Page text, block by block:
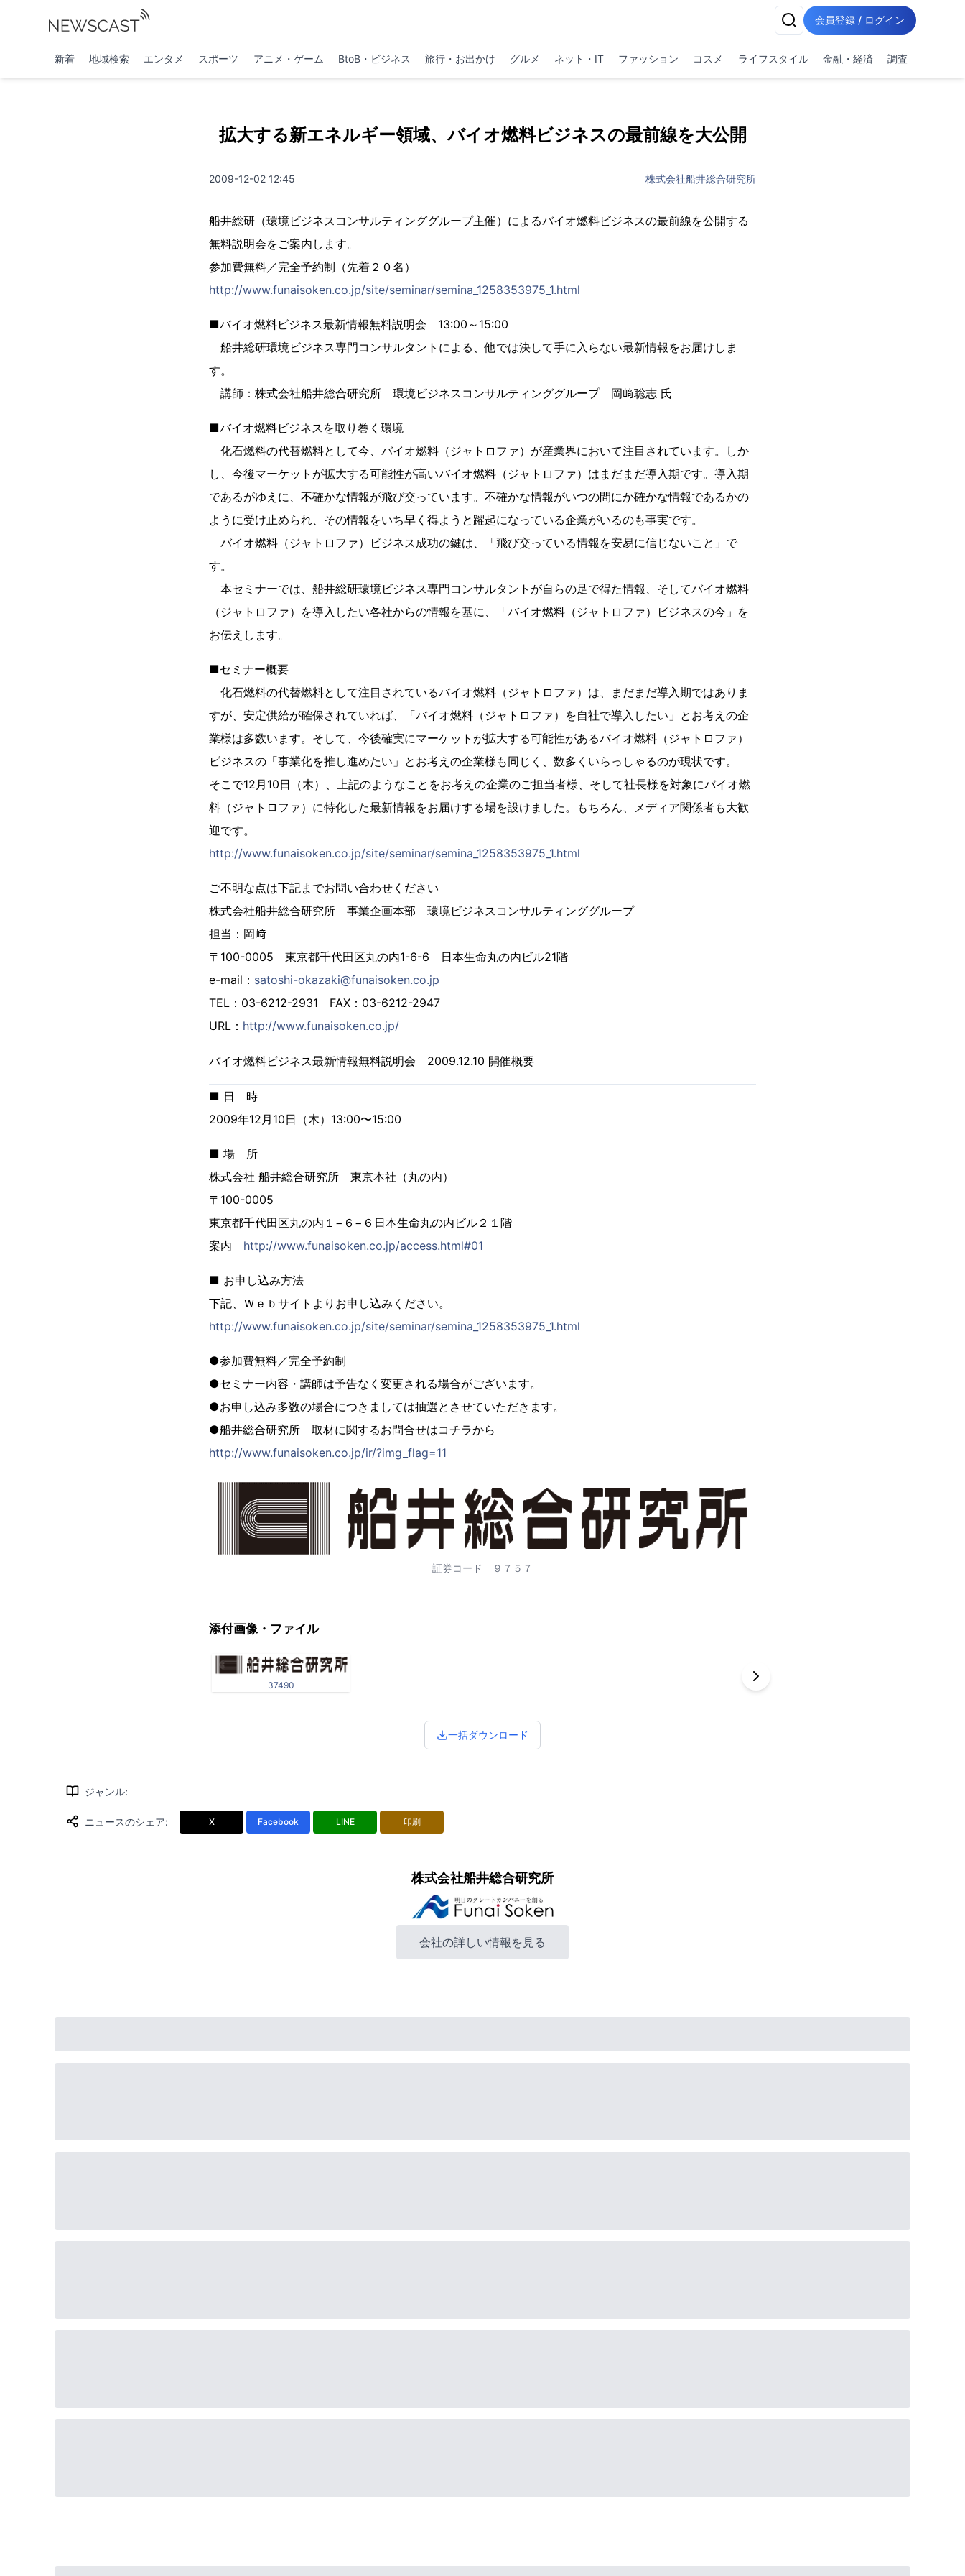
会員登録 / ログイン
新着 地域検索 エンタメ スポーツ アニメ・ゲーム BtoB・ビジネス 旅行・お出かけ グルメ ネット・IT ファッション コスメ ライフスタイル 金融・経済 調査
拡大する新エネルギー領域、バイオ燃料ビジネスの最前線を大公開
2009-12-02 12:45 株式会社船井総合研究所
船井総研（環境ビジネスコンサルティンググループ主催）によるバイオ燃料ビジネスの最前線を公開する
無料説明会をご案内します。
参加費無料／完全予約制（先着２０名）
http://www.funaisoken.co.jp/site/seminar/semina_1258353975_1.html
■バイオ燃料ビジネス最新情報無料説明会 13:00～15:00
船井総研環境ビジネス専門コンサルタントによる、他では決して手に入らない最新情報をお届けしま
す。
講師：株式会社船井総合研究所 環境ビジネスコンサルティンググループ 岡﨑聡志 氏
■バイオ燃料ビジネスを取り巻く環境
化石燃料の代替燃料として今、バイオ燃料（ジャトロファ）が産業界において注目されています。しか
し、今後マーケットが拡大する可能性が高いバイオ燃料（ジャトロファ）はまだまだ導入期です。導入期
であるがゆえに、不確かな情報が飛び交っています。不確かな情報がいつの間にか確かな情報であるかの
ように受け止められ、その情報をいち早く得ようと躍起になっている企業がいるのも事実です。
バイオ燃料（ジャトロファ）ビジネス成功の鍵は、「飛び交っている情報を安易に信じないこと」で
す。
本セミナーでは、船井総研環境ビジネス専門コンサルタントが自らの足で得た情報、そしてバイオ燃料
（ジャトロファ）を導入したい各社からの情報を基に、「バイオ燃料（ジャトロファ）ビジネスの今」を
お伝えします。
■セミナー概要
化石燃料の代替燃料として注目されているバイオ燃料（ジャトロファ）は、まだまだ導入期ではありま
すが、安定供給が確保されていれば、「バイオ燃料（ジャトロファ）を自社で導入したい」とお考えの企
業様は多数います。そして、今後確実にマーケットが拡大する可能性があるバイオ燃料（ジャトロファ）
ビジネスの「事業化を推し進めたい」とお考えの企業様も同じく、数多くいらっしゃるのが現状です。
そこで12月10日（木）、上記のようなことをお考えの企業のご担当者様、そして社長様を対象にバイオ燃
料（ジャトロファ）に特化した最新情報をお届けする場を設けました。もちろん、メディア関係者も大歓
迎です。
http://www.funaisoken.co.jp/site/seminar/semina_1258353975_1.html
ご不明な点は下記までお問い合わせください
株式会社船井総合研究所 事業企画本部 環境ビジネスコンサルティンググループ
担当：岡﨑
〒100-0005 東京都千代田区丸の内1-6-6 日本生命丸の内ビル21階
e-mail： satoshi-okazaki@funaisoken.co.jp
TEL：03-6212-2931 FAX：03-6212-2947
URL： http://www.funaisoken.co.jp/
バイオ燃料ビジネス最新情報無料説明会 2009.12.10 開催概要
■ 日 時
2009年12月10日（木）13:00〜15:00
■ 場 所
株式会社 船井総合研究所 東京本社（丸の内）
〒100-0005
東京都千代田区丸の内１−６−６日本生命丸の内ビル２１階
案内 http://www.funaisoken.co.jp/access.html#01
■ お申し込み方法
下記、Ｗｅｂサイトよりお申し込みください。
http://www.funaisoken.co.jp/site/seminar/semina_1258353975_1.html
●参加費無料／完全予約制
●セミナー内容・講師は予告なく変更される場合がございます。
●お申し込み多数の場合につきましては抽選とさせていただきます。
●船井総合研究所 取材に関するお問合せはコチラから
http://www.funaisoken.co.jp/ir/?img_flag=11
証券コード ９７５７
添付画像・ファイル
37490
一括ダウンロード
ジャンル:
ニュースのシェア: X Facebook LINE 印刷
株式会社船井総合研究所
会社の詳しい情報を見る